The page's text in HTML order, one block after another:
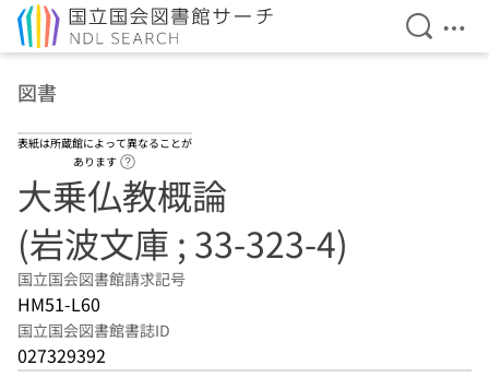
検索を
メ
図書
表紙は所蔵館によって異なることが
あります
大乗仏教概論
(岩波文庫 ; 33-323-4)
国立国会図書館請求記号
HM51-L60
国立国会図書館書誌ID
027329392